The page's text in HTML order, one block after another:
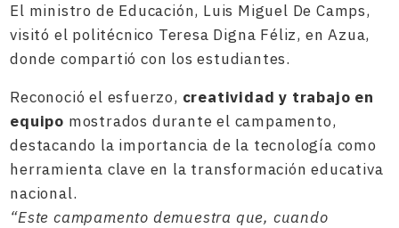
El ministro de Educación, Luis Miguel De Camps,
visitó el politécnico Teresa Digna Féliz, en Azua,
donde compartió con los estudiantes.
Reconoció el esfuerzo, creatividad y trabajo en
equipo mostrados durante el campamento,
destacando la importancia de la tecnología como
herramienta clave en la transformación educativa
nacional.
“Este campamento demuestra que, cuando